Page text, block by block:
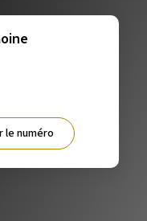
le numéro